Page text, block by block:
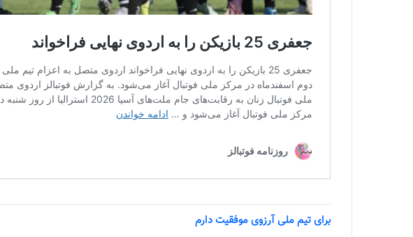
برای تیم ملی آرزوی موفقیت دارم